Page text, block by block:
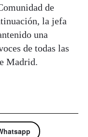
de
la jefa
una
de todas las
Madrid.